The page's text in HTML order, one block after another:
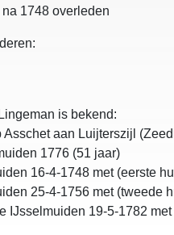
1748 overleden
is bekend:
Asschet aan Luijterszijl
1776 (51 jaar)
16-4-1748 met (eerste
25-4-1756 met (tweede
IJsselmuiden 19-5-1782